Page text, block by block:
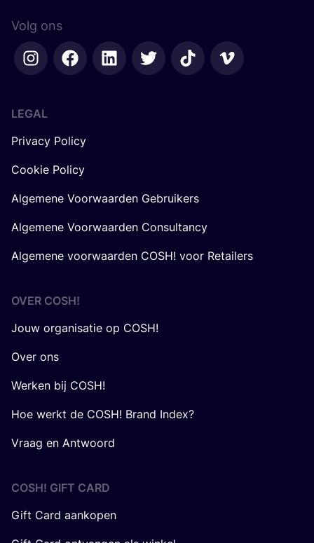
Volg ons
LEGAL
Privacy Policy
Cookie Policy
Algemene Voorwaarden Gebruikers
Algemene Voorwaarden Consultancy
Algemene voorwaarden COSH! voor Retailers
OVER COSH!
Jouw organisatie op COSH!
Over ons
Werken bij COSH!
Hoe werkt de COSH! Brand Index?
Vraag en Antwoord
COSH! GIFT CARD
Gift Card aankopen